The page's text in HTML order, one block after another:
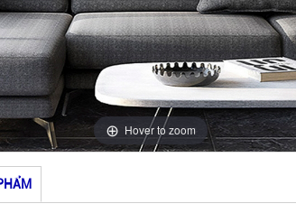
Hover to zoom